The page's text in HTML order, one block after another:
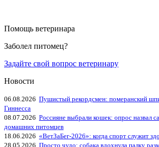
Помощь ветеринара
Заболел питомец?
Задайте свой вопрос ветеринару
Новости
06.08.2026 Пушистый рекордсмен: померанский
Гиннесса
08.07.2026 Россияне выбрали кошек: опрос назвал
домашних питомцев
18.06.2026 «ВетЗаБег‑2026»: когда спорт служит
28.05.2026 Просто чудо: собака вдохнула палку